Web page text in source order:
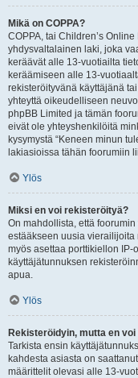
Mikä on COPPA?
COPPA, tai Children’s
yhdysvaltalainen laki, joka
keräävät alle 13-vuotiailta
keräämiseen alle 13-
rekisteröityvänä käyttäjänä
yhteyttä oikeudelliseen
phpBB Limited ja tämän
eivät ole yhteyshenkilöitä
kysymystä “Keneen minun
lakiasioissa tähän foorumiin
Ylös
Miksi en voi rekisteröityä?
On mahdollista, että
estääkseen uusia
myös asettaa porttikiellon IP-
käyttäjätunnuksen
apua.
Ylös
Rekisteröidyin, mutta en
Tarkista ensin
kahdesta asiasta on
määrittelit olevasi alle 13-